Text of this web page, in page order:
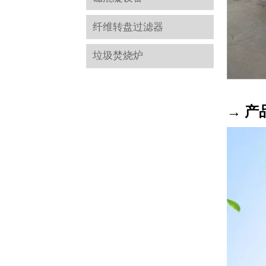
纤维转盘过滤器
垃圾焚烧炉
→ 产